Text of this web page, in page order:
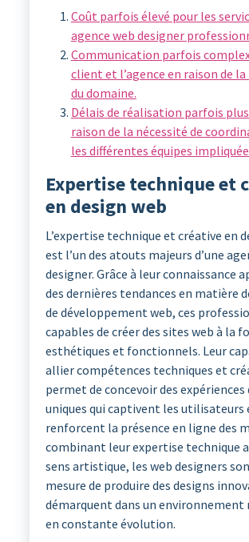
Coût parfois élevé pour les
agence web designer
Communication parfois
client et l’agence en raison de
du domaine.
Délais de réalisation parfois
raison de la nécessité de
les différentes équipes
Expertise technique et
en design web
L’expertise technique et créative en
est l’un des atouts majeurs d’une
designer. Grâce à leur connaissance
des dernières tendances en matière
de développement web, ces
capables de créer des sites web à la
esthétiques et fonctionnels. Leur
allier compétences techniques et
permet de concevoir des
uniques qui captivent les utilisateurs
renforcent la présence en ligne des
combinant leur expertise technique
sens artistique, les web designers
mesure de produire des designs
démarquent dans un environnement
en constante évolution.